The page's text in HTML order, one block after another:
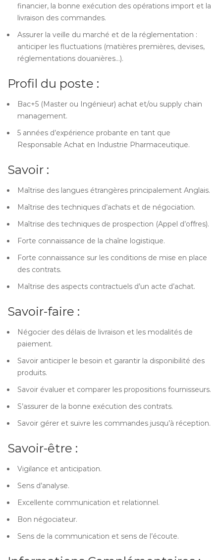
financier, la bonne exécution des opérations import et la
livraison des commandes.
Assurer la veille du marché et de la réglementation :
anticiper les fluctuations (matières premières, devises,
réglementations douanières…).
Profil du poste :
Bac+5 (Master ou Ingénieur) achat et/ou supply chain
management.
5 années d’expérience probante en tant que
Responsable Achat en Industrie Pharmaceutique.
Savoir :
Maîtrise des langues étrangères principalement Anglais.
Maîtrise des techniques d’achats et de négociation.
Maîtrise des techniques de prospection (Appel d’offres).
Forte connaissance de la chaîne logistique.
Forte connaissance sur les conditions de mise en place
des contrats.
Maîtrise des aspects contractuels d’un acte d’achat.
Savoir-faire :
Négocier des délais de livraison et les modalités de
paiement.
Savoir anticiper le besoin et garantir la disponibilité des
produits.
Savoir évaluer et comparer les propositions fournisseurs.
S’assurer de la bonne exécution des contrats.
Savoir gérer et suivre les commandes jusqu’à réception.
Savoir-être :
Vigilance et anticipation.
Sens d’analyse.
Excellente communication et relationnel.
Bon négociateur.
Sens de la communication et sens de l’écoute.